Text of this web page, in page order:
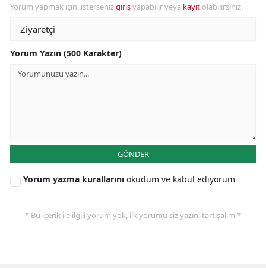
Yorum yapmak için, istersenizgirişyapabilir veya kayıt olabilirsiniz.
Yorum Yazın (500 Karakter)
GÖNDER
Yorum yazma kurallarını okudum ve kabul ediyorum
* Bu içerik ile ilgili yorum yok, ilk yorumu siz yazın, tartışalım *